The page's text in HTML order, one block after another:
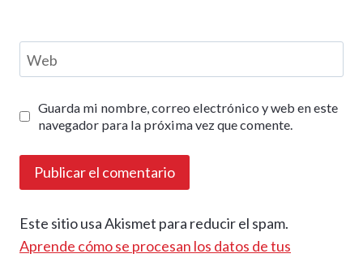
Web
Guarda mi nombre, correo electrónico y web en este
navegador para la próxima vez que comente.
Este sitio usa Akismet para reducir el spam.
Aprende cómo se procesan los datos de tus